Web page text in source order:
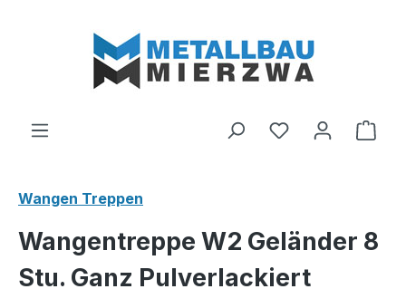
Du hast 0
Wangen Treppen
Wangentreppe W2 Geländer 8
Stu. Ganz Pulverlackiert